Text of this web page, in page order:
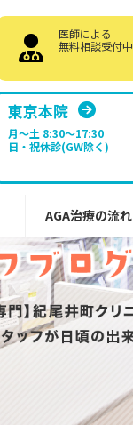
医師による
無料相談受付中
東京本院
月～土 8:30〜17:30
日・祝休診(GW除く)
AGA治療の流れ